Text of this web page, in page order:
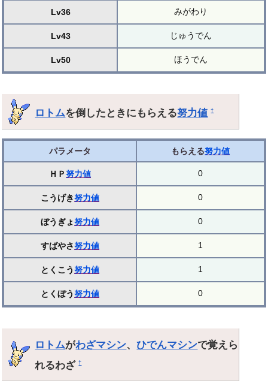
Lv36 みがわり
Lv43 じゅうでん
Lv50 ほうでん
ロトムを倒したときにもらえる努力値 †
パラメータ もらえる努力値
ＨＰ努力値 0
こうげき努力値 0
ぼうぎょ努力値 0
すばやさ努力値 1
とくこう努力値 1
とくぼう努力値 0
ロトムがわざマシン、ひでんマシンで覚えら
れるわざ†